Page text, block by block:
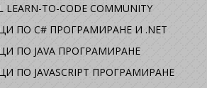
LEARN-TO-CODE COMMUNITY
ПО C# ПРОГРАМИРАНЕ И .NET
ПО JAVA ПРОГРАМИРАНЕ
ПО JAVASCRIPT ПРОГРАМИРАНЕ